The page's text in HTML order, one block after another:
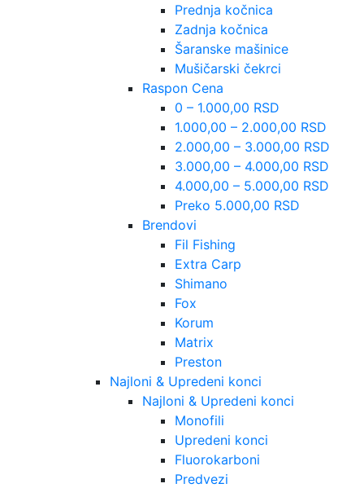
Prednja kočnica
Zadnja kočnica
Šaranske mašinice
Mušičarski čekrci
Raspon Cena
0 – 1.000,00 RSD
1.000,00 – 2.000,00 RSD
2.000,00 – 3.000,00 RSD
3.000,00 – 4.000,00 RSD
4.000,00 – 5.000,00 RSD
Preko 5.000,00 RSD
Brendovi
Fil Fishing
Extra Carp
Shimano
Fox
Korum
Matrix
Preston
Najloni & Upredeni konci
Najloni & Upredeni konci
Monofili
Upredeni konci
Fluorokarboni
Predvezi